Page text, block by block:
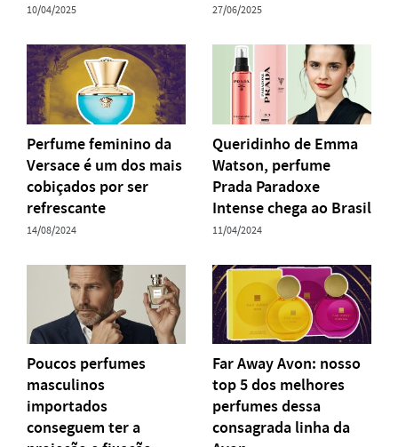
10/04/2025 27/06/2025
Perfume feminino da
Versace é um dos mais
cobiçados por ser
refrescante
14/08/2024
Queridinho de Emma
Watson, perfume
Prada Paradoxe
Intense chega ao Brasil
11/04/2024
Poucos perfumes
masculinos
importados
conseguem ter a
Far Away Avon: nosso
top 5 dos melhores
perfumes dessa
consagrada linha da